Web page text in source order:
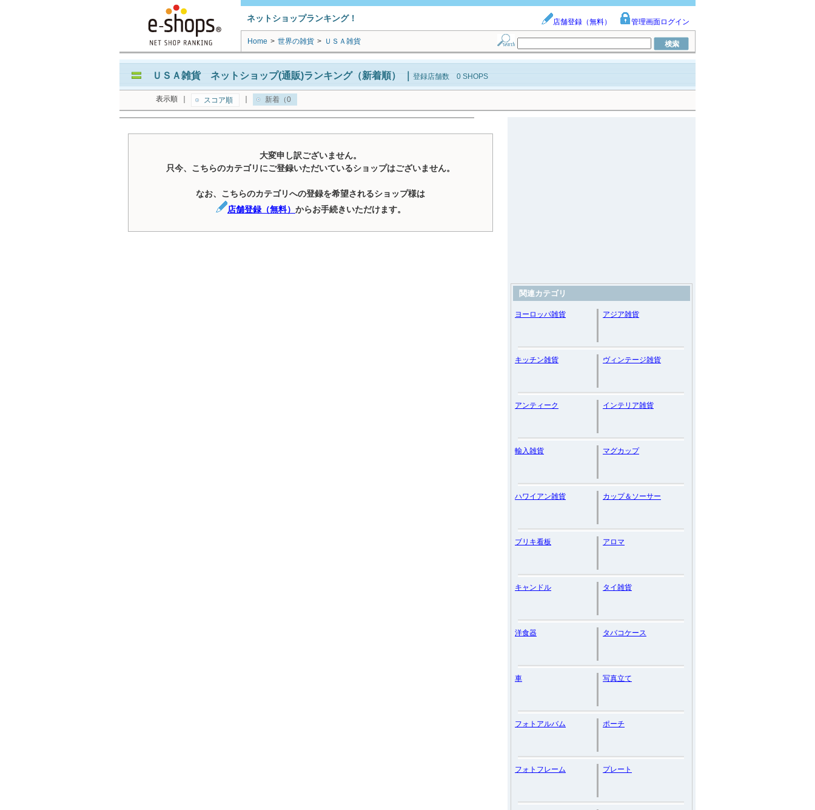
ネットショップランキング！ 店舗登録（無料） 管理画面ログイン
Home > 世界の雑貨 > ＵＳＡ雑貨
ＵＳＡ雑貨 ネットショップ(通販)ランキング（新着順） 登録店舗数 0 SHOPS
表示順 スコア順 新着（0
大変申し訳ございません。
只今、こちらのカテゴリにご登録いただいているショップはございません。
なお、こちらのカテゴリへの登録を希望されるショップ様は
店舗登録（無料） からお手続きいただけます。
関連カテゴリ
ヨーロッパ雑貨 アジア雑貨
キッチン雑貨 ヴィンテージ雑貨
アンティーク インテリア雑貨
輸入雑貨 マグカップ
ハワイアン雑貨 カップ＆ソーサー
ブリキ看板 アロマ
キャンドル タイ雑貨
洋食器 タバコケース
車 写真立て
フォトアルバム ポーチ
フォトフレーム プレート